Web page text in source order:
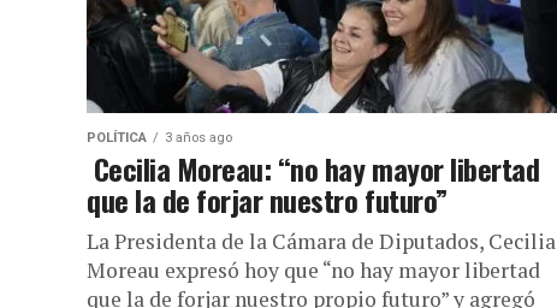
POLÍTICA 3 años ago
Cecilia Moreau: “no hay mayor libertad
que la de forjar nuestro futuro”
La Presidenta de la Cámara de Diputados, Cecilia
Moreau expresó hoy que “no hay mayor libertad
que la de forjar nuestro propio futuro” y agregó